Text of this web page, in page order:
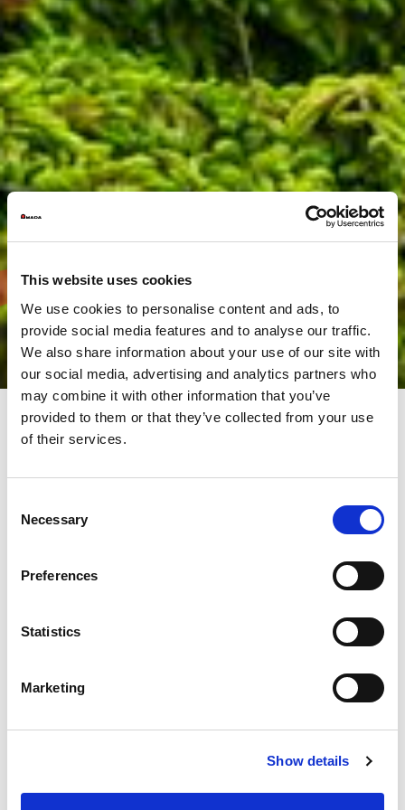
This website uses cookies
We use cookies to personalise content and ads, to
provide social media features and to analyse our traffic.
We also share information about your use of our site with
our social media, advertising and analytics partners who
may combine it with other information that you’ve
provided to them or that they’ve collected from your use
of their services.
Selection
Necessary
Preferences
Statistics
Marketing
Show details
ekologiczną i zrównoważoną
środowiska, produkując przyjazne dla środowiska maszyny w
przyjaznym dla środowiska zakładzie. Promujemy ochronę
środowiska naturalnego, aby pozostawić czysty i przyjemny
świat dla przyszłych pokoleń. Od 1998 roku zakłady AMADA
Certification). Produkty Grupy są projektowane i rozwijane z
myślą o ochronie środowiska, w którym żyjemy i są
Grupa AMADA wdrożyła dwa systemy oceny ekologiczności
oraz system certyfikacji AMADA ECO PRODUCTS. Te dwa